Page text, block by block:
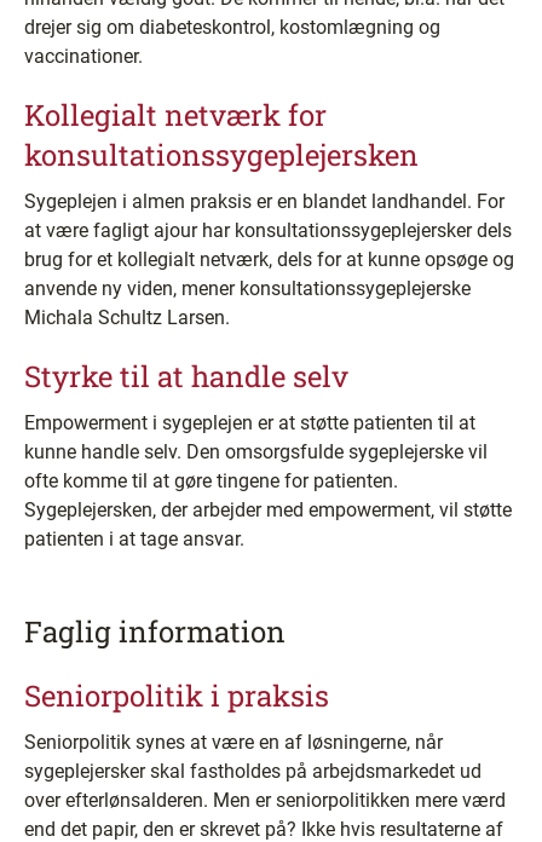
drejer sig om diabeteskontrol, kostomlægning og
vaccinationer.
Kollegialt netværk for
konsultationssygeplejersken
Sygeplejen i almen praksis er en blandet landhandel. For
at være fagligt ajour har konsultationssygeplejersker dels
brug for et kollegialt netværk, dels for at kunne opsøge og
anvende ny viden, mener konsultationssygeplejerske
Michala Schultz Larsen.
Styrke til at handle selv
Empowerment i sygeplejen er at støtte patienten til at
kunne handle selv. Den omsorgsfulde sygeplejerske vil
ofte komme til at gøre tingene for patienten.
Sygeplejersken, der arbejder med empowerment, vil støtte
patienten i at tage ansvar.
Faglig information
Seniorpolitik i praksis
Seniorpolitik synes at være en af løsningerne, når
sygeplejersker skal fastholdes på arbejdsmarkedet ud
over efterlønsalderen. Men er seniorpolitikken mere værd
end det papir, den er skrevet på? Ikke hvis resultaterne af